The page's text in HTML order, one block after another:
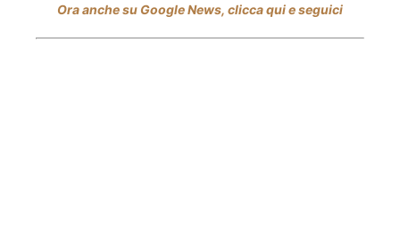
Ora anche su Google News, clicca qui e seguici